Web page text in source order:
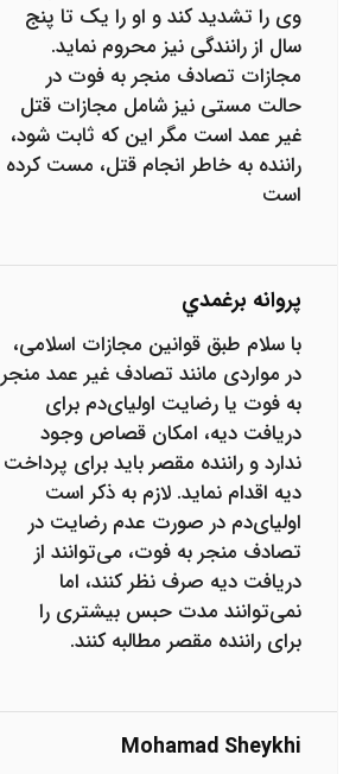
وی را تشدید کند و او را یک تا پنج
سال از رانندگی نیز محروم نماید.
مجازات تصادف منجر به فوت در
حالت مستی نیز شامل مجازات قتل
غیر عمد است مگر این که ثابت شود،
راننده به خاطر انجام قتل، مست کرده
است
پروانه برغمدي
با سلام طبق قوانین مجازات اسلامی،
در مواردی مانند تصادف غیر عمد منجر
به فوت یا رضایت اولیای‌دم برای
دریافت دیه، امکان قصاص وجود
ندارد و راننده مقصر باید برای پرداخت
دیه اقدام نماید. لازم به ذکر است
اولیای‌دم در صورت عدم رضایت در
تصادف منجر به فوت، می‌توانند از
دریافت دیه صرف نظر کنند، اما
نمی‌توانند مدت حبس بیشتری را
برای راننده مقصر مطالبه کنند.
Mohamad Sheykhi